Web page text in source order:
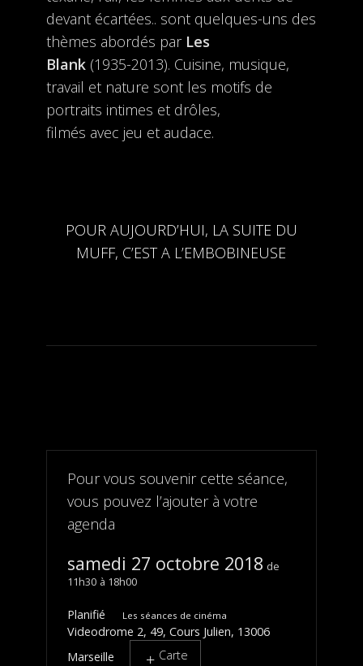
devant écartées.. sont quelques-uns des
thèmes abordés par Les
Blank(1935-2013). Cuisine, musique,
travail et nature sont les motifs de
portraits intimes et drôles,
filmés avec jeu et audace.
POUR AUJOURD’HUI, LA SUITE DU
MUFF, C’EST A L’EMBOBINEUSE
Pour vous souvenir cette séance,
vous pouvez l’ajouter à votre
agenda
samedi 27 octobre 2018
11h30 18h00
Planifié Les séances de cinéma
Videodrome 2, 49, Cours Julien, 13006
Marseille
Carte